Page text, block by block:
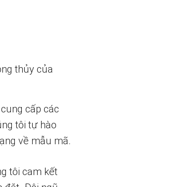
thủy của
cấp các
tôi tự hào
về mẫu mã.
tôi cam kết